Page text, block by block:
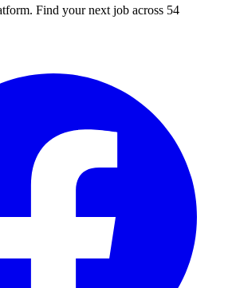
Find your next job across 54